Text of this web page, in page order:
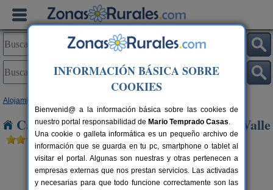
Alojamientos
Casas Rurales cerca de Serranillos del Valle
INFORMACIÓN BÁSICA SOBRE
COOKIES
Bienvenid@ a la información básica sobre las cookies de
nuestro portal responsabilidad de Mario Temprado Casas.
Una cookie o galleta informática es un pequeño archivo de
información que se guarda en tu pc, smartphone o tablet al
visitar el portal. Algunas son nuestras y otras pertenecen a
empresas externas que nos prestan servicios. Las activadas
y necesarias para que todo funcione correctamente son las